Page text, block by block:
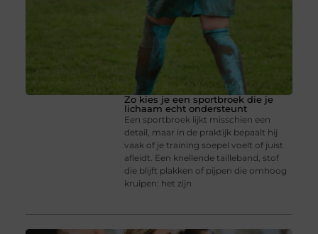
Zo kies je een sportbroek die je
lichaam echt ondersteunt
Een sportbroek lijkt misschien een
detail, maar in de praktijk bepaalt hij
vaak of je training soepel voelt of juist
afleidt. Een knellende tailleband, stof
die blijft plakken of pijpen die omhoog
kruipen: het zijn